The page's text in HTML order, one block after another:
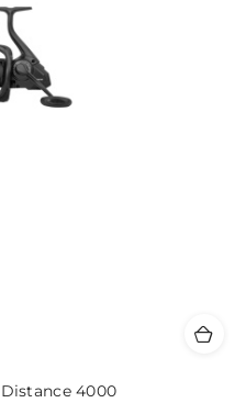
4000